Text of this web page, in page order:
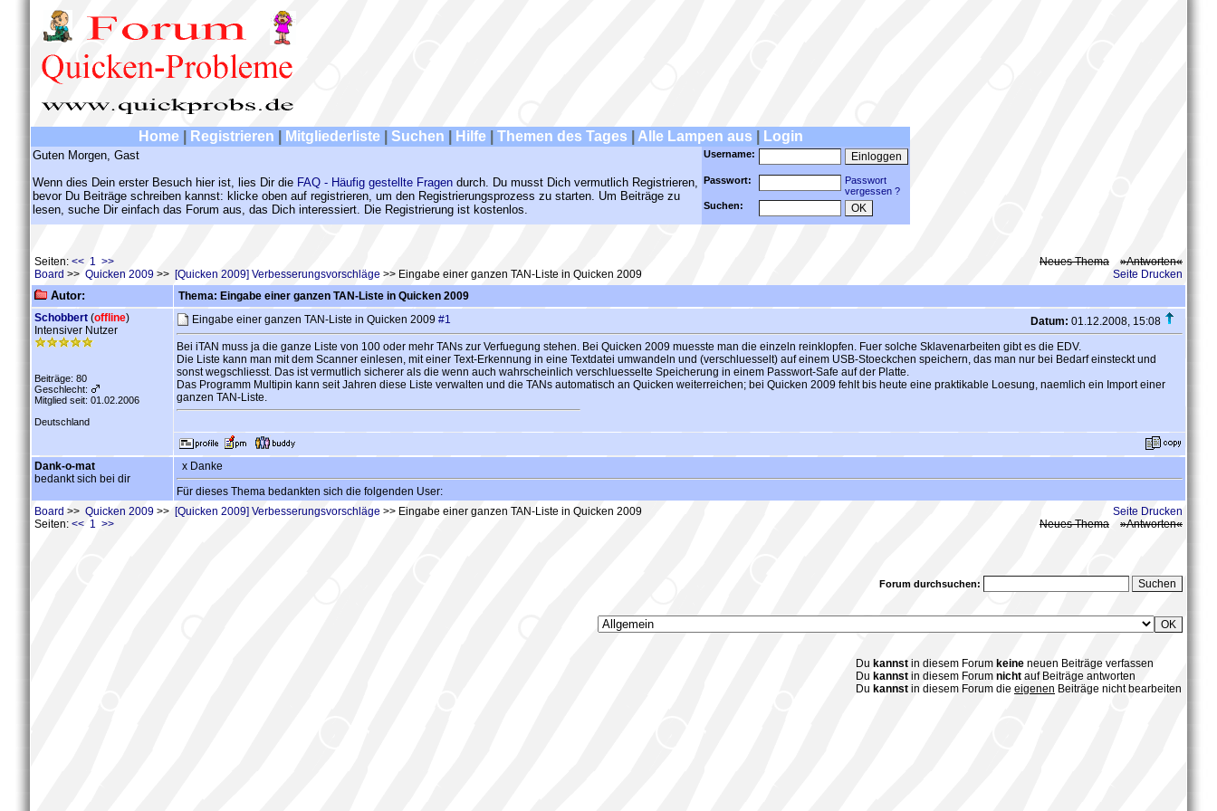
Home Registrieren Mitgliederliste Suchen Hilfe Themen des Tages Alle Lampen aus Login
Guten Morgen, Gast
Wenn dies Dein erster Besuch hier ist, lies Dir die FAQ - Häufig gestellte Fragen durch. Du musst Dich vermutlich Registrieren,
bevor Du Beiträge schreiben kannst: klicke oben auf registrieren, um den Registrierungsprozess zu starten. Um Beiträge zu
lesen, suche Dir einfach das Forum aus, das Dich interessiert. Die Registrierung ist kostenlos.
Username:
Passwort:
Passwort
vergessen ?
Suchen:
Seiten: << 1 >>
Board >> Quicken 2009 >> [Quicken 2009] Verbesserungsvorschläge >> Eingabe einer ganzen TAN-Liste in Quicken 2009
Neues Thema
»Antworten«
Seite Drucken
Autor:
Thema: Eingabe einer ganzen TAN-Liste in Quicken 2009
Schobbert (offline)
Intensiver Nutzer
Beiträge: 80
Geschlecht:
Mitglied seit: 01.02.2006
Deutschland
Eingabe einer ganzen TAN-Liste in Quicken 2009 #1 Datum: 01.12.2008, 15:08
Bei iTAN muss ja die ganze Liste von 100 oder mehr TANs zur Verfuegung stehen. Bei Quicken 2009 muesste man die einzeln reinklopfen. Fuer solche Sklavenarbeiten gibt es die EDV.
Die Liste kann man mit dem Scanner einlesen, mit einer Text-Erkennung in eine Textdatei umwandeln und (verschluesselt) auf einem USB-Stoeckchen speichern, das man nur bei Bedarf einsteckt und
sonst wegschliesst. Das ist vermutlich sicherer als die wenn auch wahrscheinlich verschluesselte Speicherung in einem Passwort-Safe auf der Platte.
Das Programm Multipin kann seit Jahren diese Liste verwalten und die TANs automatisch an Quicken weiterreichen; bei Quicken 2009 fehlt bis heute eine praktikable Loesung, naemlich ein Import einer
ganzen TAN-Liste.
Dank-o-mat
bedankt sich bei dir
x Danke
Für dieses Thema bedankten sich die folgenden User:
Board >> Quicken 2009 >> [Quicken 2009] Verbesserungsvorschläge >> Eingabe einer ganzen TAN-Liste in Quicken 2009
Seiten: << 1 >>
Seite Drucken
Neues Thema
»Antworten«
Forum durchsuchen:
Du kannst in diesem Forum keine neuen Beiträge verfassen
Du kannst in diesem Forum nicht auf Beiträge antworten
Du kannst in diesem Forum die eigenen Beiträge nicht bearbeiten